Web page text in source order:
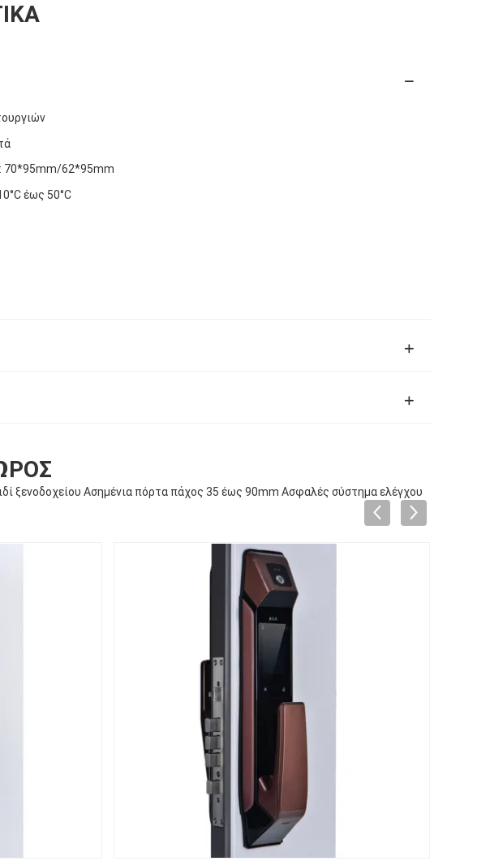
70*95mm/62*95mm
έως 50°C
ξενοδοχείου Ασημένια πόρτα πάχος 35 έως 90mm Ασφαλές σύστημα ελέγχου